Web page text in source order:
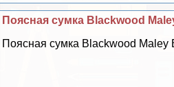
Поясная сумка Blackwood
Поясная сумка Blackwood Maley